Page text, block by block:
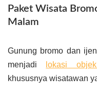
Paket Wisata
Malam
Gunung bromo dan
menjadi
lokasi
khususnya wisatawan